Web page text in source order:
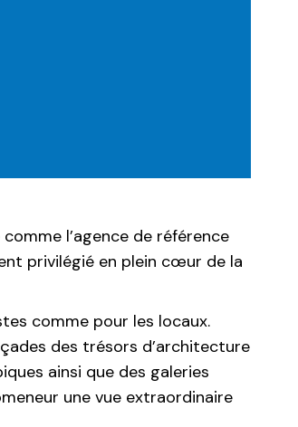
l’agence de référence
privilégié en plein cœur de la
comme pour les locaux.
des trésors d’architecture
ainsi que des galeries
une vue extraordinaire